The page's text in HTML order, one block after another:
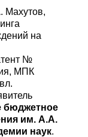
Махутов,
на
№
МПК
бюджетное
им. А.А.
наук.